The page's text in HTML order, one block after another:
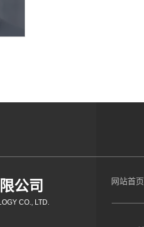
公司
CO., LTD.
网站首页